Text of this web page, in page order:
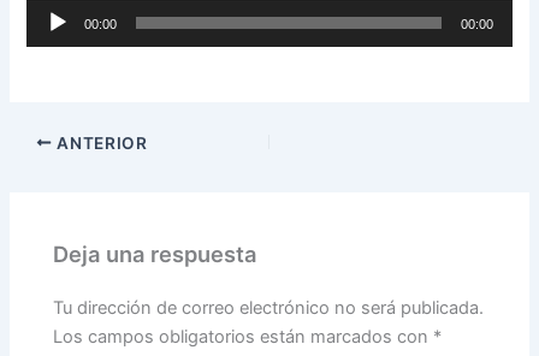
Reproductor
00:00 00:00
ANTERIOR
Deja una respuesta
Tu dirección de correo electrónico no será publicada.
Los campos obligatorios están marcados con *